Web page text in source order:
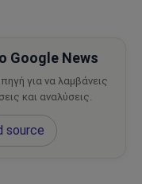
Google News
για να λαμβάνεις
και αναλύσεις.
source